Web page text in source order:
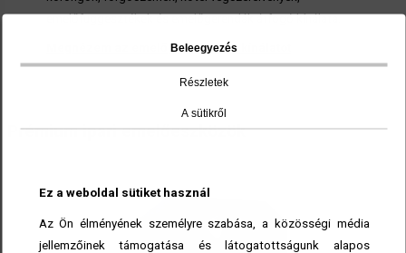
emelőfüggesztékek és emelőgerendák átfogó kínálata.
Megnézem az emelőgép kötélzet kínálatot
Prémium ipari emelőeszközök
Beleegyezés
Részletek
A sütikről
Ez a weboldal sütiket használ
Az Ön élményének személyre szabása, a közösségi média
jellemzőinek támogatása és látogatottságunk alapos